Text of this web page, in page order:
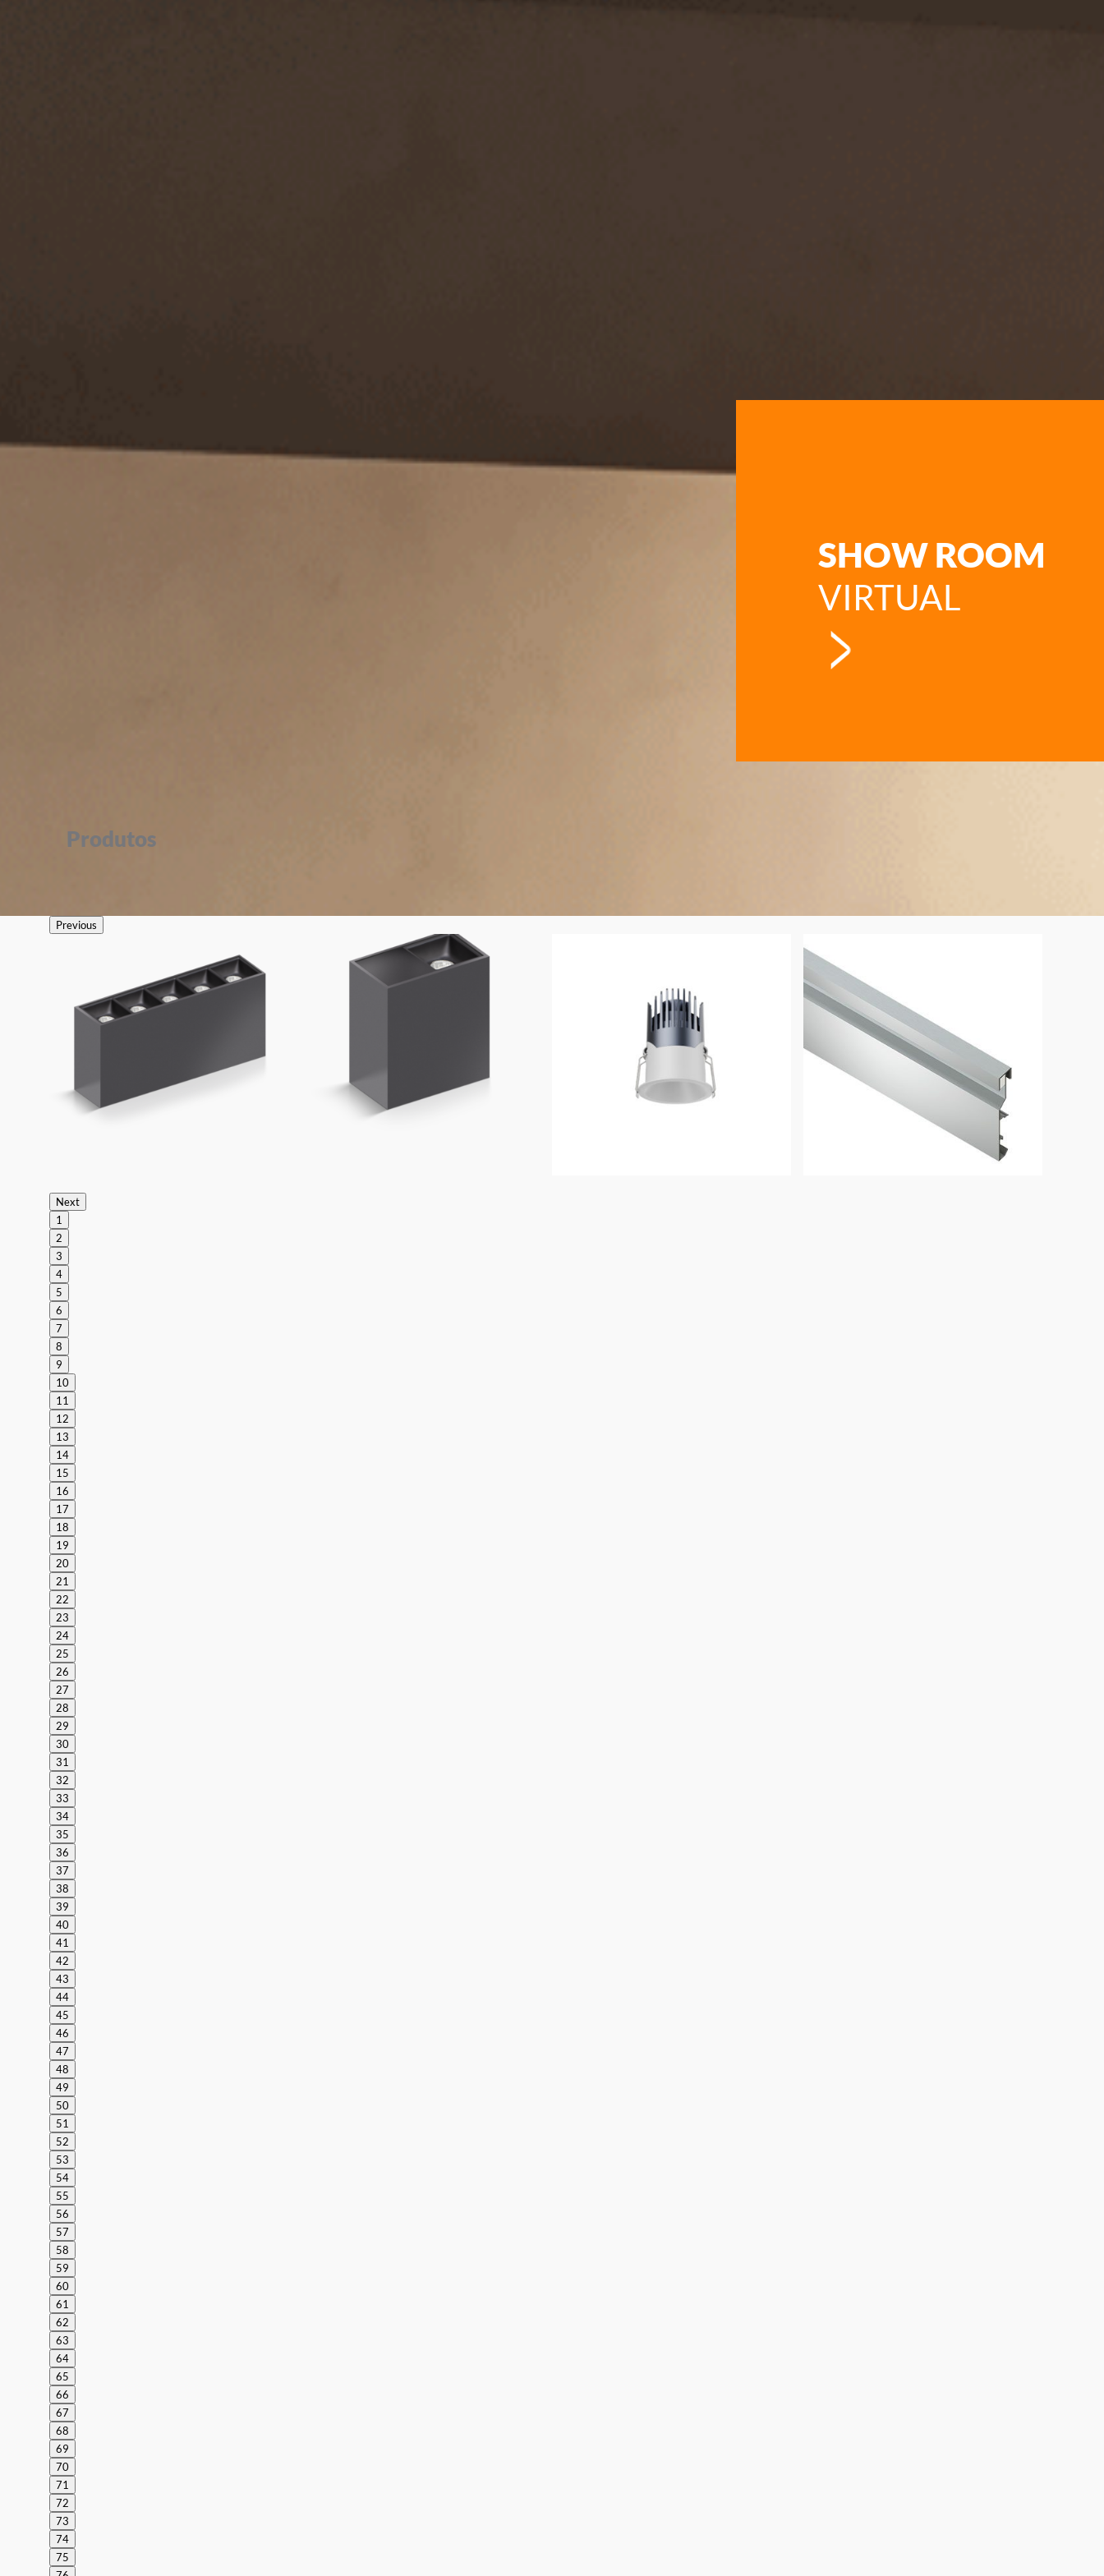
SHOW ROOM
VIRTUAL
Produtos
Previous
Next
1
2
3
4
5
6
7
8
9
10
11
12
13
14
15
16
17
18
19
20
21
22
23
24
25
26
27
28
29
30
31
32
33
34
35
36
37
38
39
40
41
42
43
44
45
46
47
48
49
50
51
52
53
54
55
56
57
58
59
60
61
62
63
64
65
66
67
68
69
70
71
72
73
74
75